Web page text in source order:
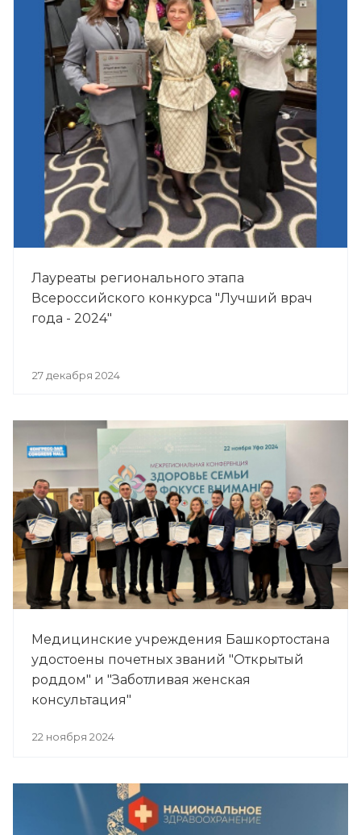
Лауреаты регионального этапа
Всероссийского конкурса "Лучший врач
года - 2024"
27 декабря 2024
Медицинские учреждения Башкортостана
удостоены почетных званий "Открытый
роддом" и "Заботливая женская
консультация"
22 ноября 2024